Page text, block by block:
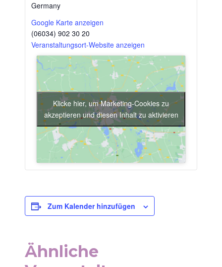
Germany
Google Karte anzeigen
(06034) 902 30 20
Veranstaltungsort-Website anzeigen
Klicke hier, um Marketing-Cookies zu
akzeptieren und diesen Inhalt zu aktivieren
Zum Kalender hinzufügen
Ähnliche